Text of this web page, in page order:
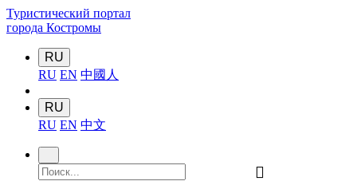
Туристический портал
города Костромы
RU
RU EN 中國人
RU
RU EN 中文
󰍉